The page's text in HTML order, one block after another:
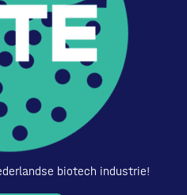
biotech industrie!